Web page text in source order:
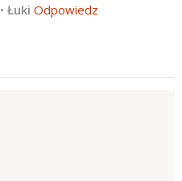
• Łuki Odpowiedz